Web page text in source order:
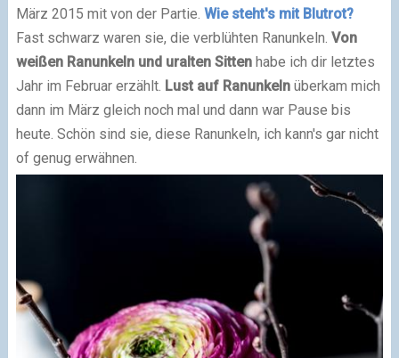
März 2015 mit von der Partie. Wie steht's mit Blutrot?
Fast schwarz waren sie, die verblühten Ranunkeln. Von
weißen Ranunkeln und uralten Sittenhabe ich dir letztes
Jahr im Februar erzählt. Lust auf Ranunkelnüberkam mich
dann im März gleich noch mal und dann war Pause bis
heute. Schön sind sie, diese Ranunkeln, ich kann's gar nicht
of genug erwähnen.